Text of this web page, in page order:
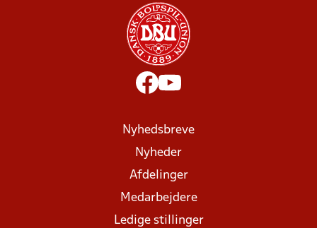
Nyhedsbreve
Nyheder
Afdelinger
Medarbejdere
Ledige stillinger